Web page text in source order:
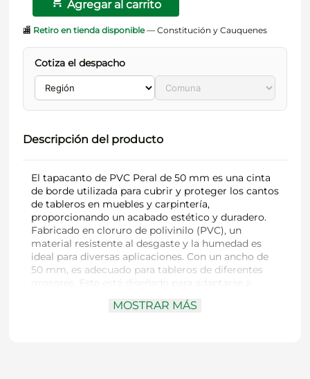
Agregar al carrito
🏬 Retiro en tienda disponible— Constitución y Cauquenes
Cotiza el despacho
Descripción del producto
El tapacanto de PVC Peral de 50 mm es una cinta
de borde utilizada para cubrir y proteger los cantos
de tableros en muebles y carpintería,
proporcionando un acabado estético y duradero.
Fabricado en cloruro de polivinilo (PVC), un
material resistente al desgaste y la humedad es
ideal para diversas aplicaciones. Con un ancho de
50 mm, es adecuado para tableros de diferentes
grosores. Este está diseñado para adaptarse a
preencolado, lo que facilita su instalación
MOSTRAR MÁS